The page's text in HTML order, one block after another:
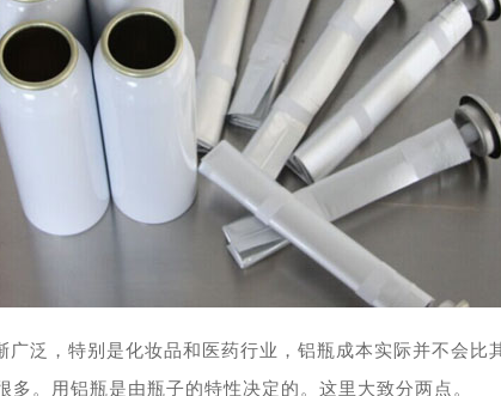
泛，特别是化妆品和医药行业，铝瓶成本实际并不会
。用铝瓶是由瓶子的特性决定的。这里大致分两点。